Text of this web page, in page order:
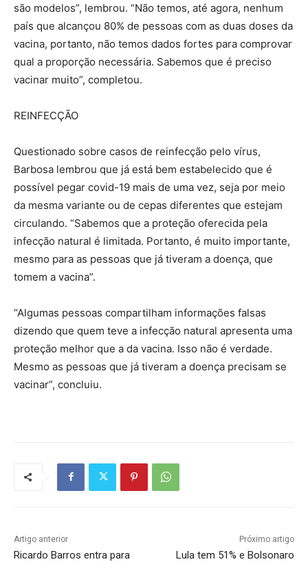
são modelos”, lembrou. “Não temos, até agora, nenhum
país que alcançou 80% de pessoas com as duas doses da
vacina, portanto, não temos dados fortes para comprovar
qual a proporção necessária. Sabemos que é preciso
vacinar muito”, completou.
REINFECÇÃO
Questionado sobre casos de reinfecção pelo vírus,
Barbosa lembrou que já está bem estabelecido que é
possível pegar covid-19 mais de uma vez, seja por meio
da mesma variante ou de cepas diferentes que estejam
circulando. “Sabemos que a proteção oferecida pela
infecção natural é limitada. Portanto, é muito importante,
mesmo para as pessoas que já tiveram a doença, que
tomem a vacina”.
“Algumas pessoas compartilham informações falsas
dizendo que quem teve a infecção natural apresenta uma
proteção melhor que a da vacina. Isso não é verdade.
Mesmo as pessoas que já tiveram a doença precisam se
vacinar”, concluiu.
Artigo anterior
Ricardo Barros entra para
Próximo artigo
Lula tem 51% e Bolsonaro